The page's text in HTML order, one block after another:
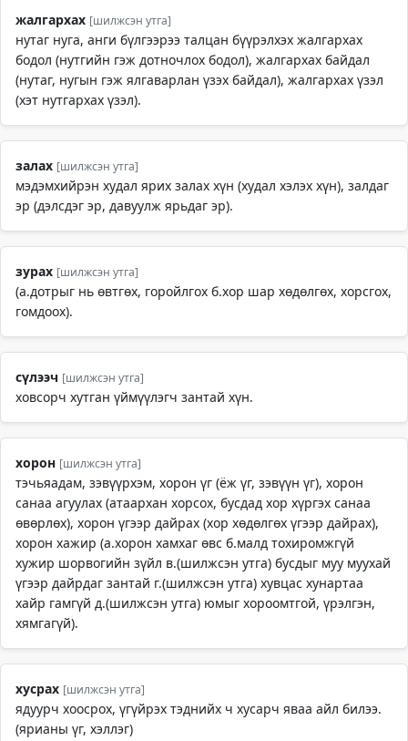
жалгархах [шилжсэн утга]
нутаг нуга, анги бүлгээрээ талцан бүүрэлхэх жалгархах
бодол (нутгийн гэж дотночлох бодол), жалгархах байдал
(нутаг, нугын гэж ялгаварлан үзэх байдал), жалгархах үзэл
(хэт нутгархах үзэл).
залах [шилжсэн утга]
мэдэмхийрэн худал ярих залах хүн (худал хэлэх хүн), залдаг
эр (дэлсдэг эр, давуулж ярьдаг эр).
зурах [шилжсэн утга]
(а.дотрыг нь өвтгөх, горойлгох б.хор шар хөдөлгөх, хорсгох,
гомдоох).
сүлээч [шилжсэн утга]
ховсорч хутган үймүүлэгч зантай хүн.
хорон [шилжсэн утга]
тэчьяадам, зэвүүрхэм, хорон үг (ёж үг, зэвүүн үг), хорон
санаа агуулах (атаархан хорсох, бусдад хор хүргэх санаа
өвөрлөх), хорон үгээр дайрах (хор хөдөлгөх үгээр дайрах),
хорон хажир (а.хорон хамхаг өвс б.малд тохиромжгүй
хужир шорвогийн зүйл в.(шилжсэн утга) бусдыг муу муухай
үгээр дайрдаг зантай г.(шилжсэн утга) хувцас хунартаа
хайр гамгүй д.(шилжсэн утга) юмыг хороомтгой, үрэлгэн,
хямгагүй).
хусрах [шилжсэн утга]
ядуурч хоосрох, үгүйрэх тэднийх ч хусарч яваа айл билээ.
(ярианы үг, хэллэг)